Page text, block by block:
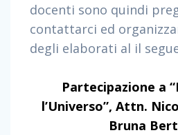
docenti sono quindi
contattarci ed
degli elaborati al il
Partecipazione a
l’Universo”, Attn.
Bruna